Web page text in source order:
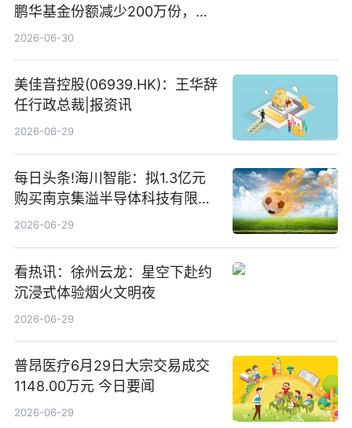
鹏华基金份额减少200万份，重
仓股亨通光电、赤峰黄金、佰维
2026-06-30
美佳音控股(06939.HK)：王华辞
任行政总裁|报资讯
2026-06-29
每日头条!海川智能：拟1.3亿元
购买南京集溢半导体科技有限公
司15.3%股权
2026-06-29
看热讯：徐州云龙：星空下赴约
沉浸式体验烟火文明夜
2026-06-29
普昂医疗6月29日大宗交易成交
1148.00万元 今日要闻
2026-06-29